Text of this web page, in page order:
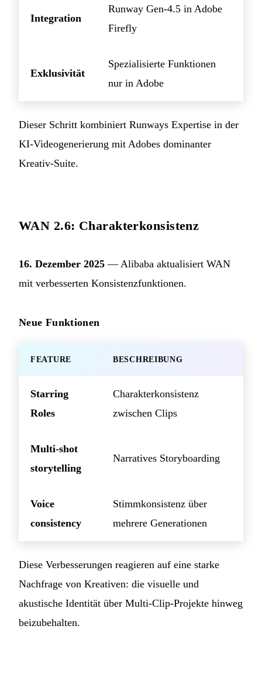
Integration
Runway Gen-4.5 in Adobe
Firefly
Exklusivität
Spezialisierte Funktionen
nur in Adobe
Dieser Schritt kombiniert Runways Expertise in der
KI-Videogenerierung mit Adobes dominanter
Kreativ-Suite.
WAN 2.6: Charakterkonsistenz
16. Dezember 2025 — Alibaba aktualisiert WAN
mit verbesserten Konsistenzfunktionen.
Neue Funktionen
FEATURE BESCHREIBUNG
Starring
Roles
Charakterkonsistenz
zwischen Clips
Multi-shot
storytelling
Narratives Storyboarding
Voice
consistency
Stimmkonsistenz über
mehrere Generationen
Diese Verbesserungen reagieren auf eine starke
Nachfrage von Kreativen: die visuelle und
akustische Identität über Multi-Clip-Projekte hinweg
beizubehalten.